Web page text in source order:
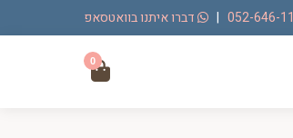
| דברו איתנו בוואטסאפ
0